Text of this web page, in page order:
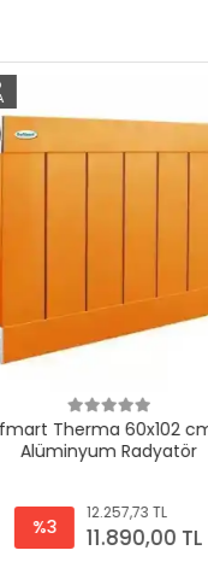
cm Sarı
Radyatör
TL
TL